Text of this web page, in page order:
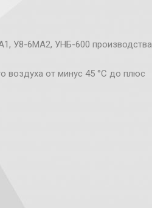
У8-6МА2, УНБ-600 производства
воздуха от минус 45 °С до плюс